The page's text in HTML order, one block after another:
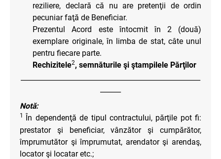
reziliere, declară că nu are pretenţii de ordin
pecuniar faţă de Beneficiar.
Prezentul Acord este întocmit în 2 (două)
exemplare originale, în limba de stat, câte unul
pentru fiecare parte.
Rechizitele2, semnăturile şi ştampilele Părţilor
Notă:
1În dependenţă de tipul contractului, părţile pot fi:
prestator şi beneficiar, vânzător şi cumpărător,
împrumutător şi împrumutat, arendator şi arendaş,
locator şi locatar etc.;